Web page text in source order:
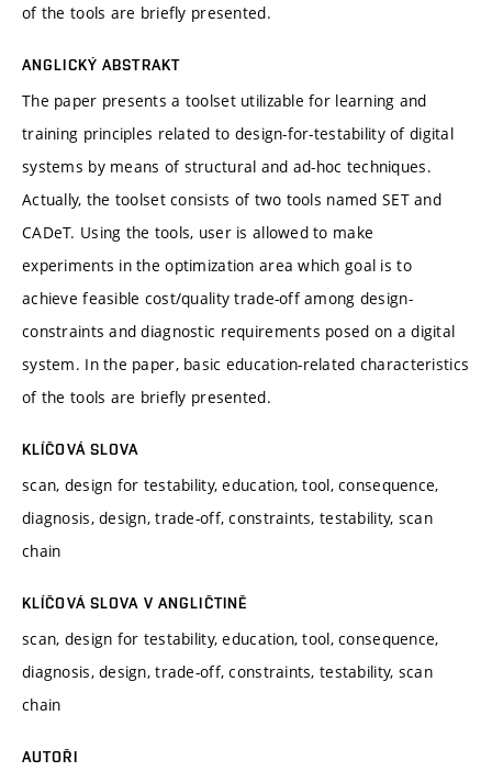
of the tools are briefly presented.
ANGLICKÝ ABSTRAKT
The paper presents a toolset utilizable for learning and
training principles related to design-for-testability of digital
systems by means of structural and ad-hoc techniques.
Actually, the toolset consists of two tools named SET and
CADeT. Using the tools, user is allowed to make
experiments in the optimization area which goal is to
achieve feasible cost/quality trade-off among design-
constraints and diagnostic requirements posed on a digital
system. In the paper, basic education-related characteristics
of the tools are briefly presented.
KLÍČOVÁ SLOVA
scan, design for testability, education, tool, consequence,
diagnosis, design, trade-off, constraints, testability, scan
chain
KLÍČOVÁ SLOVA V ANGLIČTINĚ
scan, design for testability, education, tool, consequence,
diagnosis, design, trade-off, constraints, testability, scan
chain
AUTOŘI